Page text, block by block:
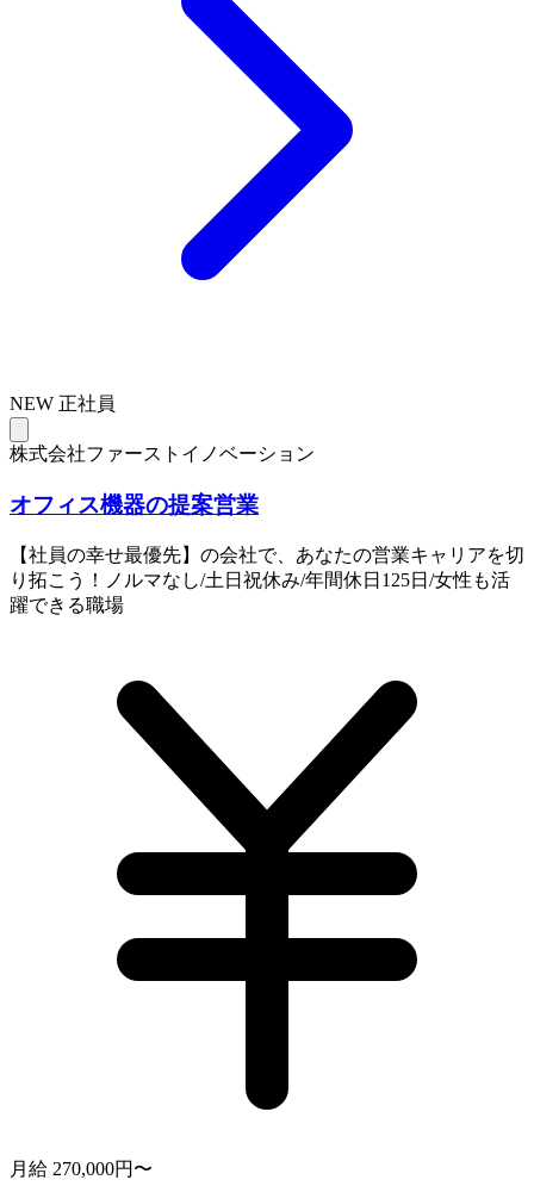
NEW 正社員
株式会社ファーストイノベーション
オフィス機器の提案営業
【社員の幸せ最優先】の会社で、あなたの営業キャリアを切
り拓こう！ノルマなし/土日祝休み/年間休日125日/女性も活
躍できる職場
月給 270,000円〜